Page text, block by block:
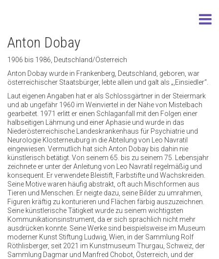
Anton Dobay
1906 bis 1986, Deutschland/Österreich
Anton Dobay wurde in Frankenberg, Deutschland, geboren, war
österreichischer Staatsbürger, lebte allein und galt als „,Einsiedler“.
Laut eigenen Angaben hat er als Schlossgärtner in der Steiermark
und ab ungefähr 1960 im Weinviertel in der Nähe von Mistelbach
gearbeitet. 1971 erlitt er einen Schlaganfall mit den Folgen einer
halbseitigen Lähmung und einer Aphasie und wurde in das
Niederösterreichische Landeskrankenhaus für Psychiatrie und
Neurologie Klosterneuburg in die Abteilung von Leo Navratil
eingewiesen. Vermutlich hat sich Anton Dobay bis dahin nie
künstlerisch betätigt. Von seinem 65. bis zu seinem 75. Lebensjahr
zeichnete er unter der Anleitung von Leo Navratil regelmäßig und
konsequent. Er verwendete Bleistift, Farbstifte und Wachskreiden.
Seine Motive waren häufig abstrakt, oft auch Mischformen aus
Tieren und Menschen. Er neigte dazu, seine Bilder zu umrahmen,
Figuren kräftig zu konturieren und Flächen färbig auszuzeichnen.
Seine künstlerische Tätigkeit wurde zu seinem wichtigsten
Kommunikationsinstrument, da er sich sprachlich nicht mehr
ausdrücken konnte. Seine Werke sind beispielsweise im Museum
moderner Kunst Stiftung Ludwig, Wien, in der Sammlung Rolf
Röthlisberger, seit 2021 im Kunstmuseum Thurgau, Schweiz, der
Sammlung Dagmar und Manfred Chobot, Österreich, und der